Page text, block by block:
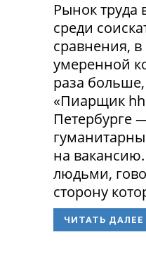
Рынок труда
среди
сравнения,
умеренной
раза
«Пиарщик
Петербурге
на
людьми,
сторону
ЧИТАТЬ ДАЛЕЕ